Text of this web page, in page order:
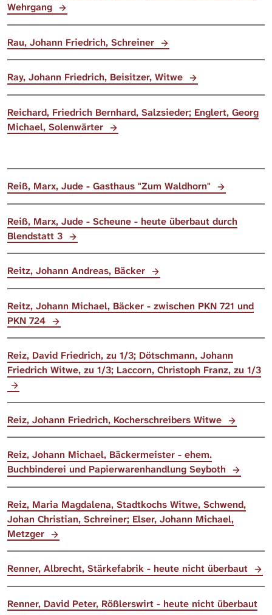
Wehrgang
Rau, Johann Friedrich, Schreiner
Ray, Johann Friedrich, Beisitzer, Witwe
Reichard, Friedrich Bernhard, Salzsieder; Englert, Georg
Michael, Solenwärter
Reiß, Marx, Jude - Gasthaus "Zum Waldhorn"
Reiß, Marx, Jude - Scheune - heute überbaut durch
Blendstatt 3
Reitz, Johann Andreas, Bäcker
Reitz, Johann Michael, Bäcker - zwischen PKN 721 und
PKN 724
Reiz, David Friedrich, zu 1/3; Dötschmann, Johann
Friedrich Witwe, zu 1/3; Laccorn, Christoph Franz, zu 1/3
Reiz, Johann Friedrich, Kocherschreibers Witwe
Reiz, Johann Michael, Bäckermeister - ehem.
Buchbinderei und Papierwarenhandlung Seyboth
Reiz, Maria Magdalena, Stadtkochs Witwe, Schwend,
Johan Christian, Schreiner; Elser, Johann Michael,
Metzger
Renner, Albrecht, Stärkefabrik - heute nicht überbaut
Renner, David Peter, Rößlerswirt - heute nicht überbaut